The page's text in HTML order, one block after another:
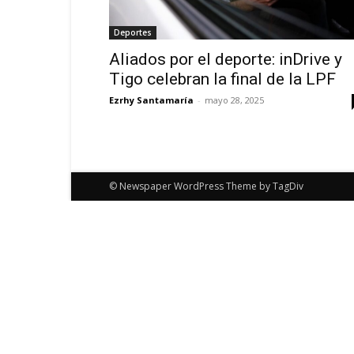
Deportes
Aliados por el deporte: inDrive y
Tigo celebran la final de la LPF
Ezrhy Santamaría - mayo 28, 2025
© Newspaper WordPress Theme by TagDiv